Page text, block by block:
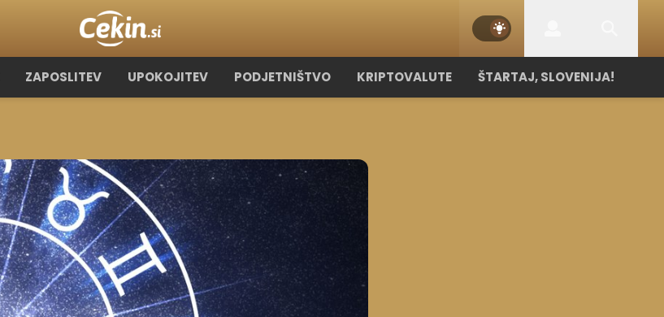
ZAPOSLITEV UPOKOJITEV PODJETNIŠTVO KRIPTOVALUTE ŠTARTAJ, SLOVENIJA!